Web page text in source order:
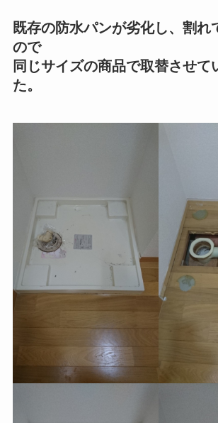
既存の防水パンが劣化し、割れ
ので
同じサイズの商品で取替させて
た。